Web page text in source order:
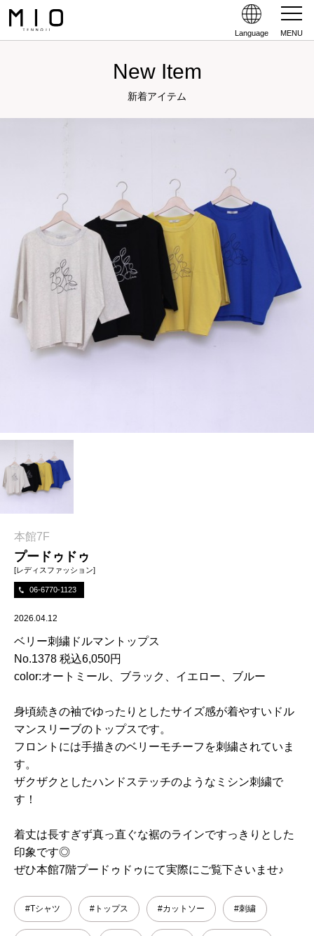
Language MENU
New Item
新着アイテム
本館7F
プードゥドゥ
[レディスファッション]
06-6770-1123
2026.04.12
ベリー刺繍ドルマントップス
No.1378 税込6,050円
color:オートミール、ブラック、イエロー、ブルー
身頃続きの袖でゆったりとしたサイズ感が着やすいドル
マンスリーブのトップスです。
フロントには手描きのベリーモチーフを刺繍されていま
す。
ザクザクとしたハンドステッチのようなミシン刺繍で
す！
着丈は長すぎず真っ直ぐな裾のラインですっきりとした
印象です◎
ぜひ本館7階プードゥドゥにて実際にご覧下さいませ♪
#Tシャツ #トップス #カットソー #刺繍